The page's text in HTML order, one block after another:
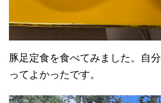
豚足定食を食べてみました。自
ってよかったです。